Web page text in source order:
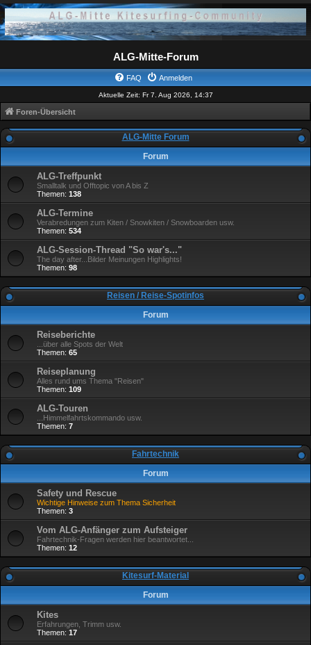
ALG-Mitte-Forum
FAQ Anmelden
Aktuelle Zeit: Fr 7. Aug 2026, 14:37
Foren-Übersicht
ALG-Mitte Forum
Forum
ALG-Treffpunkt
Smalltalk und Offtopic von A bis Z
Themen: 138
ALG-Termine
Verabredungen zum Kiten / Snowkiten / Snowboarden usw.
Themen: 534
ALG-Session-Thread "So war's..."
The day after...Bilder Meinungen Highlights!
Themen: 98
Reisen / Reise-Spotinfos
Forum
Reiseberichte
...über alle Spots der Welt
Themen: 65
Reiseplanung
Alles rund ums Thema "Reisen"
Themen: 109
ALG-Touren
...Himmelfahrtskommando usw.
Themen: 7
Fahrtechnik
Forum
Safety und Rescue
Wichtige Hinweise zum Thema Sicherheit
Themen: 3
Vom ALG-Anfänger zum Aufsteiger
Fahrtechnik-Fragen werden hier beantwortet...
Themen: 12
Kitesurf-Material
Forum
Kites
Erfahrungen, Trimm usw.
Themen: 17